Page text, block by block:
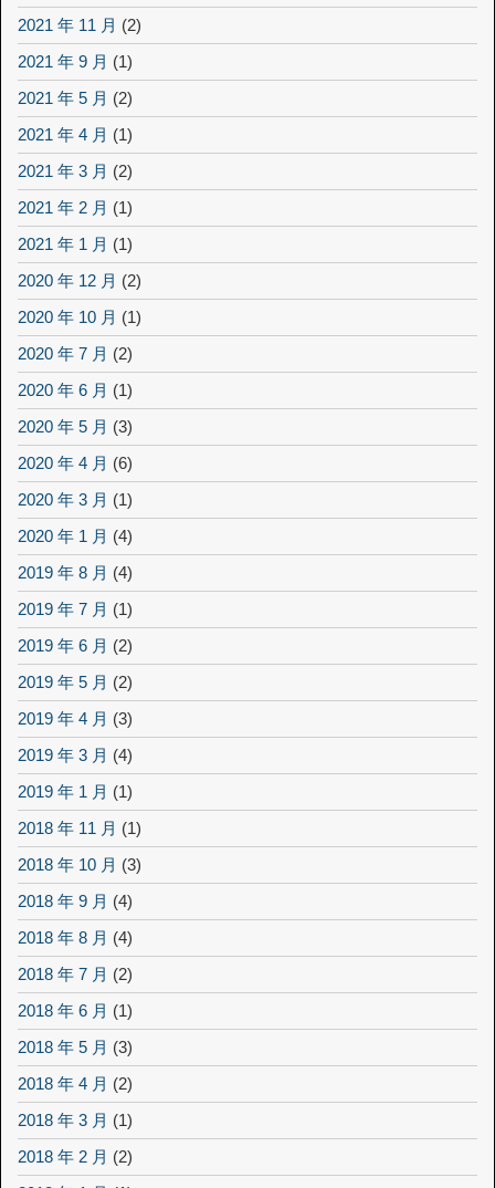
2021 年 11 月 (2)
2021 年 9 月 (1)
2021 年 5 月 (2)
2021 年 4 月 (1)
2021 年 3 月 (2)
2021 年 2 月 (1)
2021 年 1 月 (1)
2020 年 12 月 (2)
2020 年 10 月 (1)
2020 年 7 月 (2)
2020 年 6 月 (1)
2020 年 5 月 (3)
2020 年 4 月 (6)
2020 年 3 月 (1)
2020 年 1 月 (4)
2019 年 8 月 (4)
2019 年 7 月 (1)
2019 年 6 月 (2)
2019 年 5 月 (2)
2019 年 4 月 (3)
2019 年 3 月 (4)
2019 年 1 月 (1)
2018 年 11 月 (1)
2018 年 10 月 (3)
2018 年 9 月 (4)
2018 年 8 月 (4)
2018 年 7 月 (2)
2018 年 6 月 (1)
2018 年 5 月 (3)
2018 年 4 月 (2)
2018 年 3 月 (1)
2018 年 2 月 (2)